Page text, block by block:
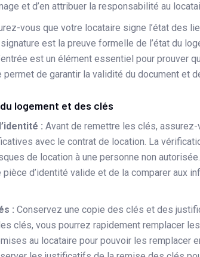
et d’en attribuer la responsabilité au
vous que votre locataire signe l’état des
est la preuve formelle de l’état du
est un élément essentiel pour prouver
permet de garantir la validité du document et
logement et des clés
: Avant de remettre les clés,
avec le contrat de location. La
de location à une personne non
d’identité valide et de la comparer aux
: Conservez une copie des clés et des
clés, vous pourrez rapidement remplacer
au locataire pour pouvoir les remplacer